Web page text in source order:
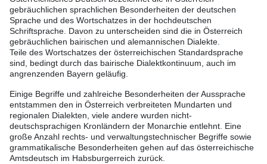
gebräuchlichen sprachlichen Besonderheiten der deutschen
Sprache und des Wortschatzes in der hochdeutschen
Schriftsprache. Davon zu unterscheiden sind die in Österreich
gebräuchlichen bairischen und alemannischen Dialekte.
Teile des Wortschatzes der österreichischen Standardsprache
sind, bedingt durch das bairische Dialektkontinuum, auch im
angrenzenden Bayern geläufig.
Einige Begriffe und zahlreiche Besonderheiten der Aussprache
entstammen den in Österreich verbreiteten Mundarten und
regionalen Dialekten, viele andere wurden nicht-
deutschsprachigen Kronländern der Monarchie entlehnt. Eine
große Anzahl rechts- und verwaltungstechnischer Begriffe sowie
grammatikalische Besonderheiten gehen auf das österreichische
Amtsdeutsch im Habsburgerreich zurück.